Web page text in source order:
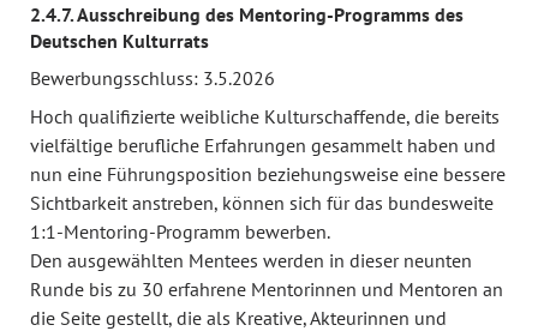
2.4.7. Ausschreibung des Mentoring-Programms des
Deutschen Kulturrats
Bewerbungsschluss: 3.5.2026
Hoch qualifizierte weibliche Kulturschaffende, die bereits
vielfältige berufliche Erfahrungen gesammelt haben und
nun eine Führungsposition beziehungsweise eine bessere
Sichtbarkeit anstreben, können sich für das bundesweite
1:1-Mentoring-Programm bewerben.
Den ausgewählten Mentees werden in dieser neunten
Runde bis zu 30 erfahrene Mentorinnen und Mentoren an
die Seite gestellt, die als Kreative, Akteurinnen und